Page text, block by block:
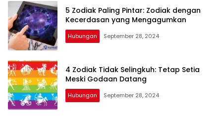
5 Zodiak Paling Pintar: Zodiak dengan
Kecerdasan yang Mengagumkan
Hubungan September 28, 2024
4 Zodiak Tidak Selingkuh: Tetap Setia
Meski Godaan Datang
Hubungan September 28, 2024